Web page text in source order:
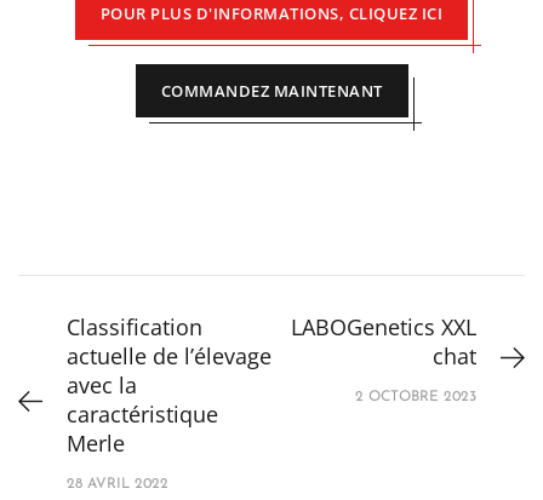
POUR PLUS D'INFORMATIONS, CLIQUEZ ICI
COMMANDEZ MAINTENANT
Classification
actuelle de l’élevage
avec la
caractéristique
Merle
28 AVRIL 2022
LABOGenetics XXL
chat
2 OCTOBRE 2023